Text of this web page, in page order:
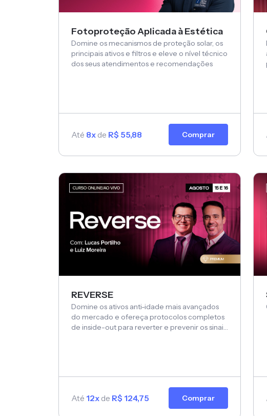
Fotoproteção Aplicada à Estética
Domine os mecanismos de proteção solar, os
principais ativos e filtros e eleve o nível técnico
dos seus atendimentos e recomendações
Até 8x de R$ 55,88 Comprar
REVERSE
Domine os ativos anti-idade mais avançados
do mercado e ofereça protocolos completos
de inside-out para reverter e prevenir os sinais
Até 12x de R$ 124,75 Comprar